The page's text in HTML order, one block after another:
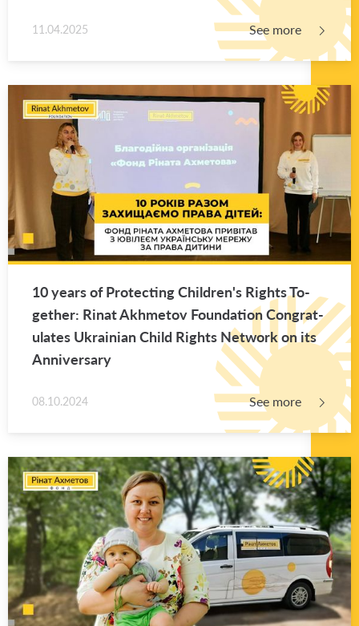
11.04.2025 See more
10 years of Pro­tect­ing Chil­dren's Rights To­
gether: Rinat Akhme­tov Foun­da­tion Con­grat­
u­lates Ukrain­ian Child Rights Net­work on its
An­niver­sary
08.10.2024 See more